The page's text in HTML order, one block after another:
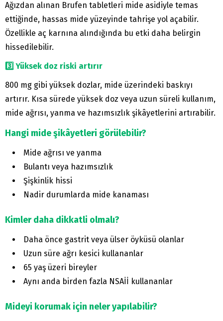
Ağızdan alınan Brufen tabletleri mide asidiyle temas
ettiğinde, hassas mide yüzeyinde tahrişe yol açabilir.
Özellikle aç karnına alındığında bu etki daha belirgin
hissedilebilir.
3️⃣ Yüksek doz riski artırır
800 mg gibi yüksek dozlar, mide üzerindeki baskıyı
artırır. Kısa sürede yüksek doz veya uzun süreli kullanım,
mide ağrısı, yanma ve hazımsızlık şikâyetlerini artırabilir.
Hangi mide şikâyetleri görülebilir?
Mide ağrısı ve yanma
Bulantı veya hazımsızlık
Şişkinlik hissi
Nadir durumlarda mide kanaması
Kimler daha dikkatli olmalı?
Daha önce gastrit veya ülser öyküsü olanlar
Uzun süre ağrı kesici kullananlar
65 yaş üzeri bireyler
Aynı anda birden fazla NSAİİ kullananlar
Mideyi korumak için neler yapılabilir?